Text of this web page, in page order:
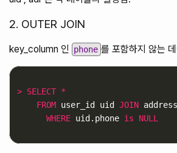
2. OUTER JOIN
key_column 인 phone 를 포함하지 않는
> SELECT *
FROM user_id uid JOIN address
WHERE uid . phone is NULL